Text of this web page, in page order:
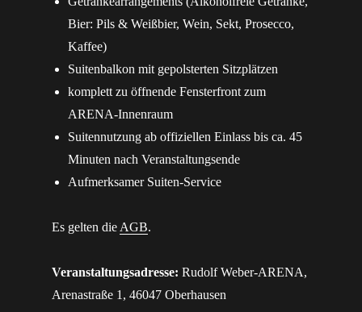
Bier: Pils & Weißbier, Wein, Sekt, Prosecco,
Kaffee)
Suitenbalkon mit gepolsterten Sitzplätzen
komplett zu öffnende Fensterfront zum
ARENA-Innenraum
Suitennutzung ab offiziellen Einlass bis ca. 45
Minuten nach Veranstaltungsende
Aufmerksamer Suiten-Service
Es gelten die AGB.
Veranstaltungsadresse: Rudolf Weber-ARENA,
Arenastraße 1, 46047 Oberhausen